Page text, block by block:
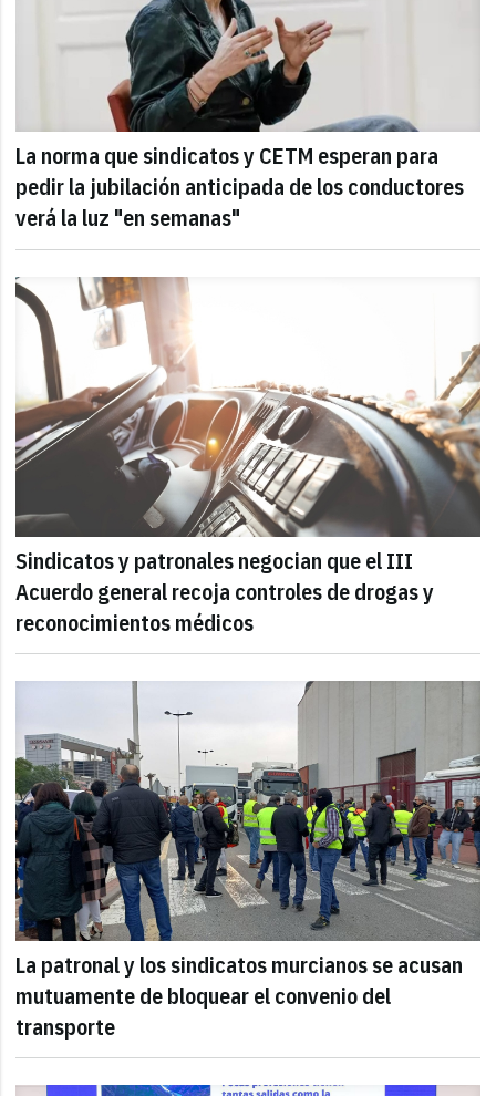
La norma que sindicatos y CETM esperan para
pedir la jubilación anticipada de los conductores
verá la luz "en semanas"
Sindicatos y patronales negocian que el III
Acuerdo general recoja controles de drogas y
reconocimientos médicos
La patronal y los sindicatos murcianos se acusan
mutuamente de bloquear el convenio del
transporte